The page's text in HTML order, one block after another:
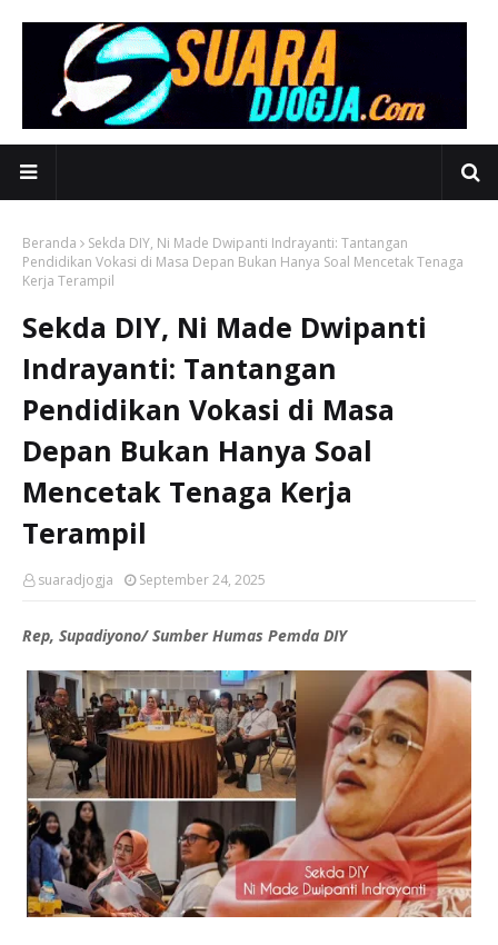
Beranda
Sekda DIY, Ni Made Dwipanti Indrayanti: Tantangan
Pendidikan Vokasi di Masa Depan Bukan Hanya Soal Mencetak Tenaga
Kerja Terampil
Sekda DIY, Ni Made Dwipanti
Indrayanti: Tantangan
Pendidikan Vokasi di Masa
Depan Bukan Hanya Soal
Mencetak Tenaga Kerja
Terampil
suaradjogja September 24, 2025
Rep, Supadiyono/ Sumber Humas Pemda DIY